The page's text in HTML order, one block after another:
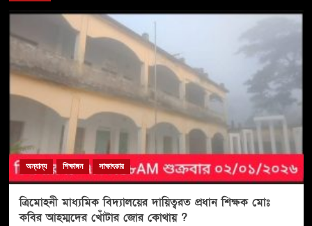
অন্যান্য শিক্ষাঙ্গন সাক্ষাৎকার
ত্রিমোহনী মাধ্যমিক বিদ্যালয়ের দায়িত্বরত প্রধান শিক্ষক মোঃ
কবির আহম্মদের খোঁটার জোর কোথায় ?